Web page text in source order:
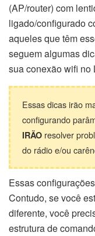
(AP/router) com
ligado/configurado
aqueles que têm
seguem algumas
sua conexão wifi no
Essas dicas irão
configurando
IRÃO resolver
do rádio e/ou
Essas
Contudo, se você
diferente, você
estrutura de